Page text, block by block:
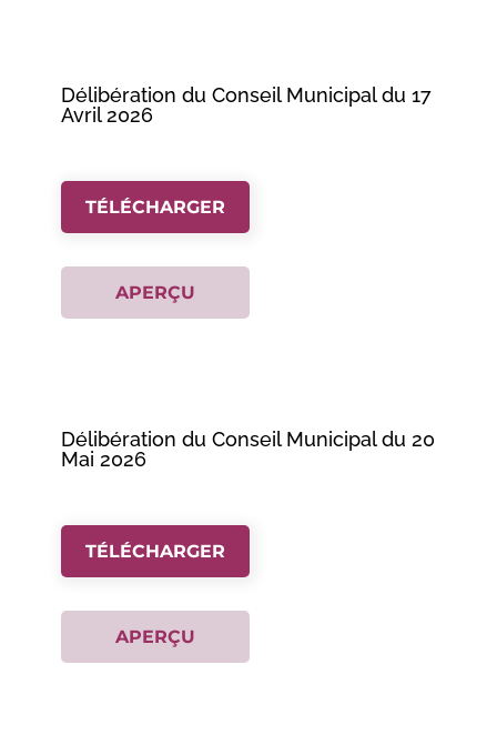
Délibération du Conseil Municipal du 17
Avril 2026
TÉLÉCHARGER
APERÇU
Délibération du Conseil Municipal du 20
Mai 2026
TÉLÉCHARGER
APERÇU